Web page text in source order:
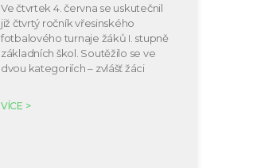
Ve čtvrtek 4. června se uskutečnil
již čtvrtý ročník vřesinského
fotbalového turnaje žáků I. stupně
základních škol. Soutěžilo se ve
dvou kategoriích – zvlášť žáci
VÍCE >